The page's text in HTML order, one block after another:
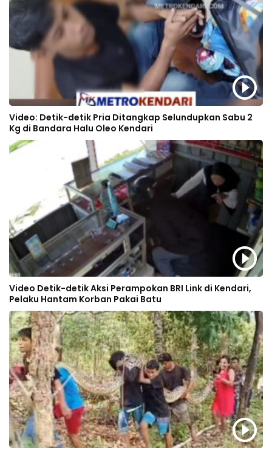
Video: Detik-detik Pria Ditangkap Selundupkan Sabu 2
Kg di Bandara Halu Oleo Kendari
Video Detik-detik Aksi Perampokan BRI Link di Kendari,
Pelaku Hantam Korban Pakai Batu